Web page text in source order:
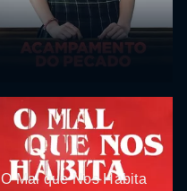
O Mal que Nos Habita